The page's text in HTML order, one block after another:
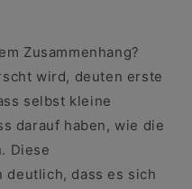
Zusammenhang?
wird, deuten erste
selbst kleine
darauf haben, wie die
Diese
deutlich, dass es sich